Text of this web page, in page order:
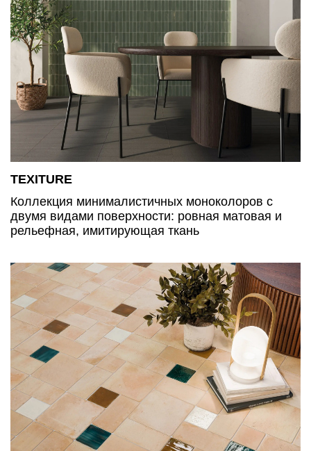
TEXITURE
Коллекция минималистичных моноколоров с
двумя видами поверхности: ровная матовая и
рельефная, имитирующая ткань